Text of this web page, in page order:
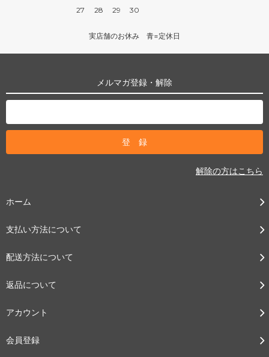
27
28 29 30
実店舗のお休み 青=定休日
メルマガ登録・解除
解除の方はこちら
ホーム
支払い方法について
配送方法について
返品について
アカウント
会員登録